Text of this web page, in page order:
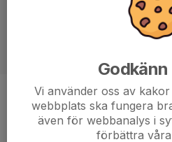
Position
-
16 år
Vi använder oss av
webbplats ska fungera
även för webbanalys i
förbättra